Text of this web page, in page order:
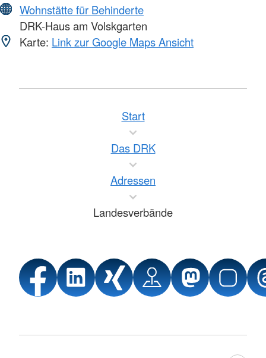
Wohnstätte für Behinderte
DRK-Haus am Volskgarten
Karte: Link zur Google Maps Ansicht
Start
Das DRK
Adressen
Landesverbände